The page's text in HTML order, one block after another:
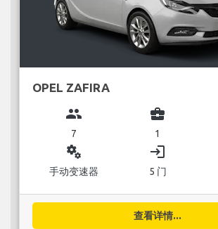
OPEL ZAFIRA
group
7
business_center
1
miscellaneous_services
手动变速器
login
5 门
查看详情...